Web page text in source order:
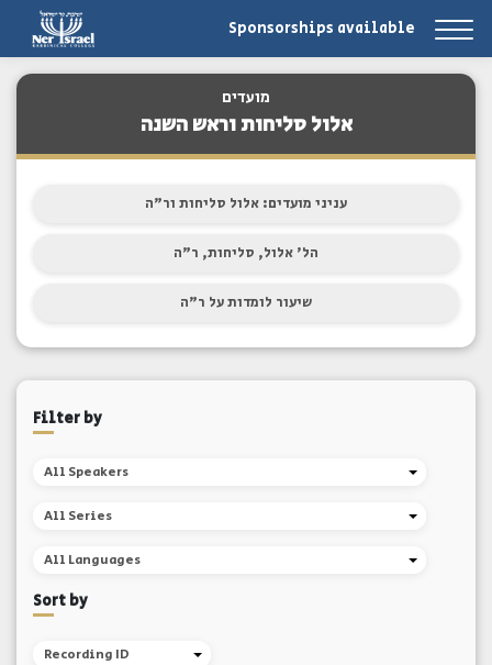
Sponsorships available
מועדים
אלול סליחות וראש השנה
עניני מועדים: אלול סליחות ור"ה
הל' אלול, סליחות, ר"ה
שיעור לומדות על ר"ה
Filter by
All Speakers
All Series
All Languages
Sort by
Recording ID